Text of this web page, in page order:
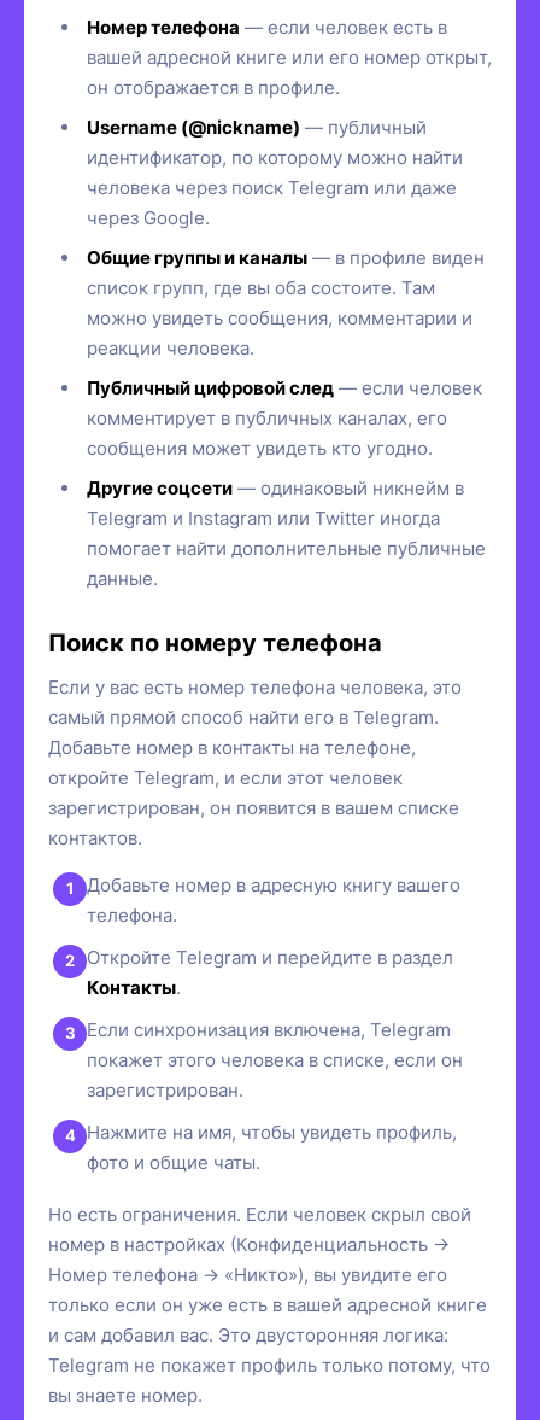
Номер телефона — если человек есть в
вашей адресной книге или его номер открыт,
он отображается в профиле.
Username (@nickname) — публичный
идентификатор, по которому можно найти
человека через поиск Telegram или даже
через Google.
Общие группы и каналы — в профиле виден
список групп, где вы оба состоите. Там
можно увидеть сообщения, комментарии и
реакции человека.
Публичный цифровой след — если человек
комментирует в публичных каналах, его
сообщения может увидеть кто угодно.
Другие соцсети — одинаковый никнейм в
Telegram и Instagram или Twitter иногда
помогает найти дополнительные публичные
данные.
Поиск по номеру телефона
Если у вас есть номер телефона человека, это
самый прямой способ найти его в Telegram.
Добавьте номер в контакты на телефоне,
откройте Telegram, и если этот человек
зарегистрирован, он появится в вашем списке
контактов.
Добавьте номер в адресную книгу вашего
телефона.
Откройте Telegram и перейдите в раздел
Контакты.
Если синхронизация включена, Telegram
покажет этого человека в списке, если он
зарегистрирован.
Нажмите на имя, чтобы увидеть профиль,
фото и общие чаты.
Но есть ограничения. Если человек скрыл свой
номер в настройках (Конфиденциальность →
Номер телефона → «Никто»), вы увидите его
только если он уже есть в вашей адресной книге
и сам добавил вас. Это двусторонняя логика:
Telegram не покажет профиль только потому, что
вы знаете номер.